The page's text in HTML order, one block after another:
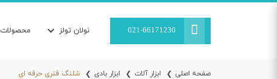
021-66171230 نولان تولز محصولات
صفحه اصلی ابزار آلات ابزار بادی شلنگ فنری حرفه ای